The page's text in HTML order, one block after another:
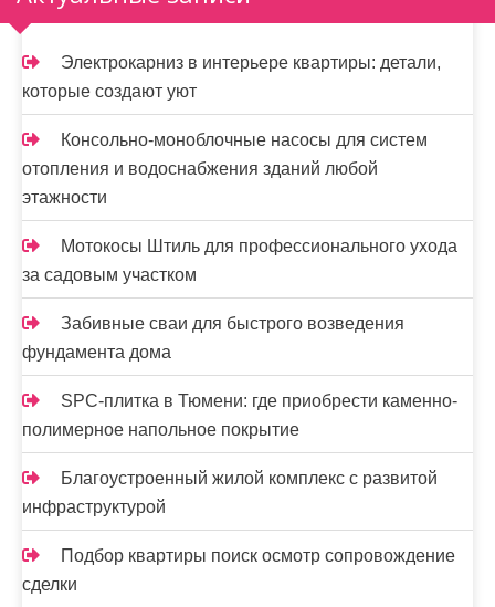
п
и
с
я
м
Электрокарниз в интерьере квартиры: детали,
которые создают уют
Консольно-моноблочные насосы для систем
отопления и водоснабжения зданий любой
этажности
Мотокосы Штиль для профессионального ухода
за садовым участком
Забивные сваи для быстрого возведения
фундамента дома
SPC-плитка в Тюмени: где приобрести каменно-
полимерное напольное покрытие
Благоустроенный жилой комплекс с развитой
инфраструктурой
Подбор квартиры поиск осмотр сопровождение
сделки